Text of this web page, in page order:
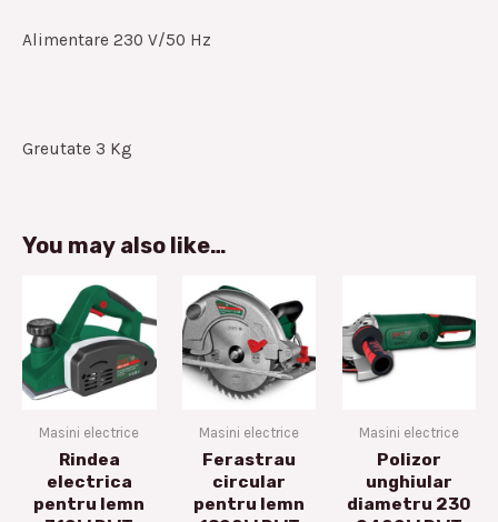
Alimentare 230 V/50 Hz
Greutate 3 Kg
You may also like…
Masini electrice
Rindea
electrica
pentru lemn
Masini electrice
Ferastrau
circular
pentru lemn
Masini electrice
Polizor
unghiular
diametru 230